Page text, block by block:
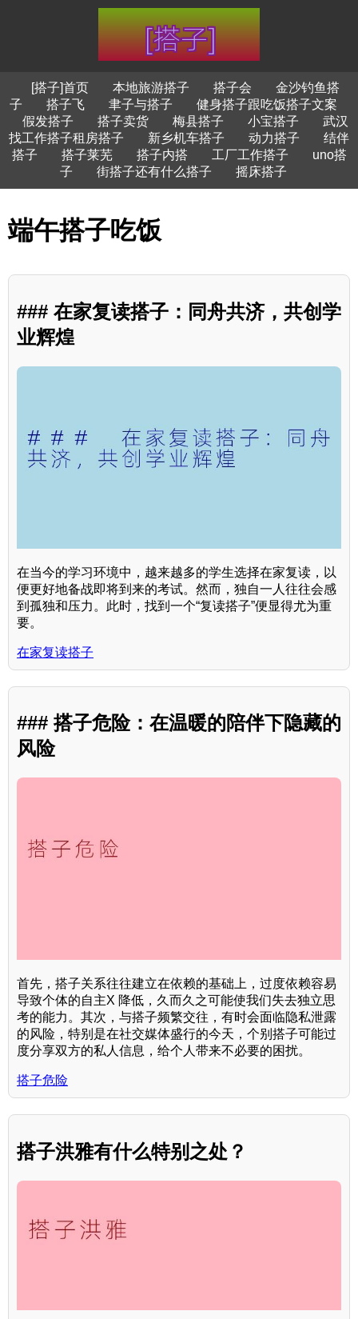
[搭子]首页 本地旅游搭子 搭子会
金沙钓鱼搭
子
搭子飞 聿子与搭子
健身搭子跟吃饭搭子文案
假发搭子
搭子卖货 梅县搭子 小宝搭子
武汉
找工作搭子租房搭子
新乡机车搭子 动力搭子
结伴
搭子
搭子莱芜 搭子内搭 工厂工作搭子
uno搭
子
街搭子还有什么搭子 摇床搭子
端午搭子吃饭
### 在家复读搭子：同舟共济，共创学
业辉煌
在当今的学习环境中，越来越多的学生选择在家复读，以
便更好地备战即将到来的考试。然而，独自一人往往会感
到孤独和压力。此时，找到一个“复读搭子”便显得尤为重
要。
在家复读搭子
### 搭子危险：在温暖的陪伴下隐藏的
风险
首先，搭子关系往往建立在依赖的基础上，过度依赖容易
导致个体的自主X 降低，久而久之可能使我们失去独立思
考的能力。其次，与搭子频繁交往，有时会面临隐私泄露
的风险，特别是在社交媒体盛行的今天，个别搭子可能过
度分享双方的私人信息，给个人带来不必要的困扰。
搭子危险
搭子洪雅有什么特别之处？